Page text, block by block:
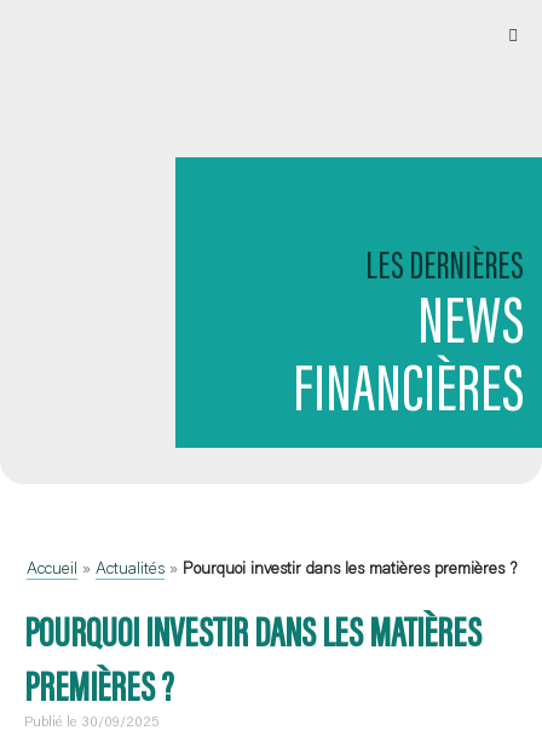
LES DERNIÈRES
NEWS
FINANCIÈRES
Accueil » Actualités » Pourquoi investir dans les matières premières ?
POURQUOI INVESTIR DANS LES MATIÈRES
PREMIÈRES ?
Publié le 30/09/2025